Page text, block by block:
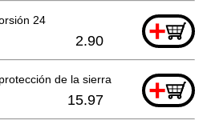
24 +
2.90
de la sierra Ls800Dw *
+
15.97